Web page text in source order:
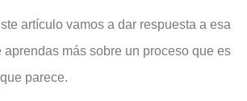
artículo vamos a dar respuesta a esa
aprendas más sobre un proceso que es
parece.